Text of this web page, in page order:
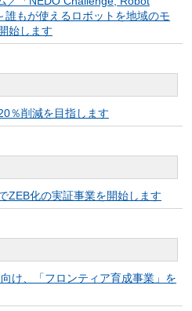
もが使えるロボットを地域のモ
始します
％削減を目指します
ZEB化の実証事業を開始します
け、「フロンティア育成事業」を